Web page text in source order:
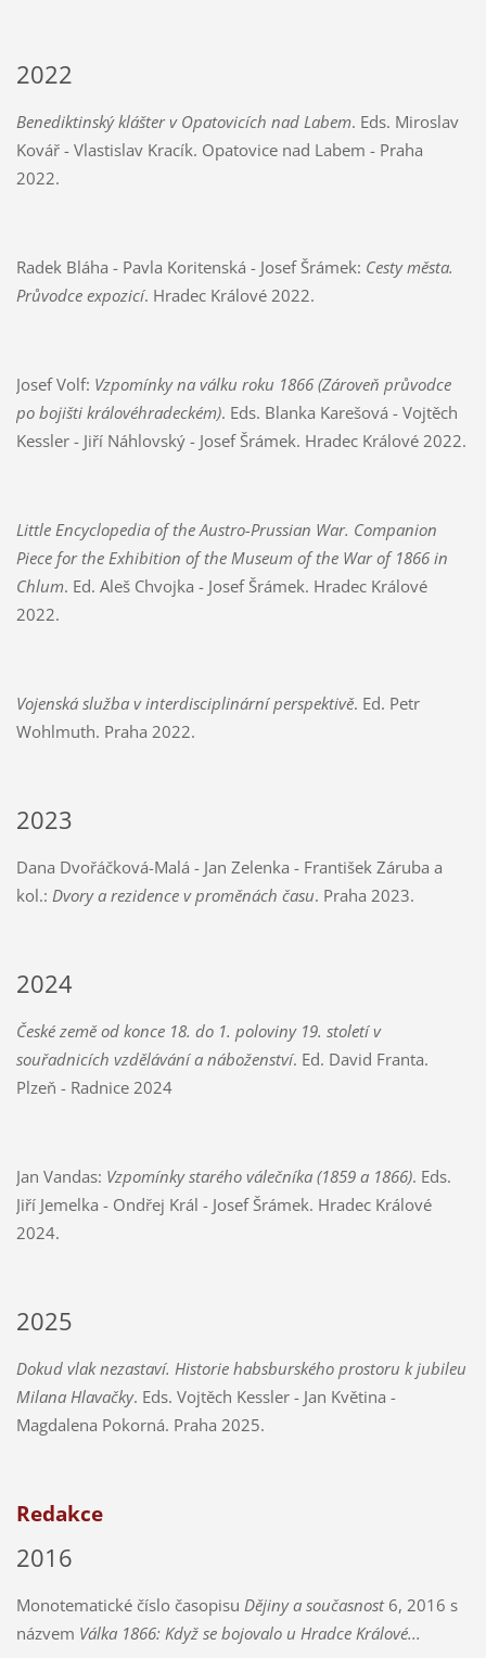
2022
Benediktinský klášter v Opatovicích nad Labem. Eds. Miroslav
Kovář - Vlastislav Kracík. Opatovice nad Labem - Praha
2022.
Radek Bláha - Pavla Koritenská - Josef Šrámek: Cesty města.
Průvodce expozicí. Hradec Králové 2022.
Josef Volf: Vzpomínky na válku roku 1866 (Zároveň průvodce
po bojišti královéhradeckém). Eds. Blanka Karešová - Vojtěch
Kessler - Jiří Náhlovský - Josef Šrámek. Hradec Králové 2022.
Little Encyclopedia of the Austro-Prussian War. Companion
Piece for the Exhibition of the Museum of the War of 1866 in
Chlum. Ed. Aleš Chvojka - Josef Šrámek. Hradec Králové
2022.
Vojenská služba v interdisciplinární perspektivě. Ed. Petr
Wohlmuth. Praha 2022.
2023
Dana Dvořáčková-Malá - Jan Zelenka - František Záruba a
kol.: Dvory a rezidence v proměnách času. Praha 2023.
2024
České země od konce 18. do 1. poloviny 19. století v
souřadnicích vzdělávání a náboženství. Ed. David Franta.
Plzeň - Radnice 2024
Jan Vandas: Vzpomínky starého válečníka (1859 a 1866). Eds.
Jiří Jemelka - Ondřej Král - Josef Šrámek. Hradec Králové
2024.
2025
Dokud vlak nezastaví. Historie habsburského prostoru k jubileu
Milana Hlavačky. Eds. Vojtěch Kessler - Jan Květina -
Magdalena Pokorná. Praha 2025.
Redakce
2016
Monotematické číslo časopisu Dějiny a současnost6, 2016 s
názvem Válka 1866: Když se bojovalo u Hradce Králové...